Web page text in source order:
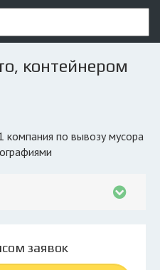
контейнером
заявок